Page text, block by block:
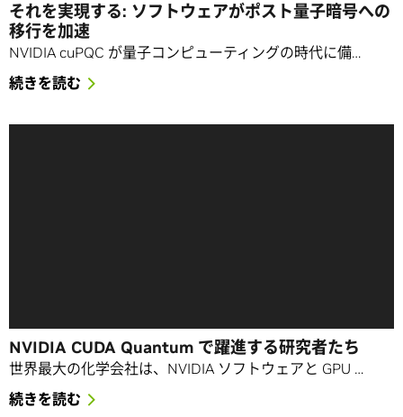
それを実現する: ソフトウェアがポスト量子暗号への
移行を加速
NVIDIA cuPQC が量子コンピューティングの時代に備…
続きを読む
NVIDIA CUDA Quantum で躍進する研究者たち
世界最大の化学会社は、NVIDIA ソフトウェアと GPU …
続きを読む